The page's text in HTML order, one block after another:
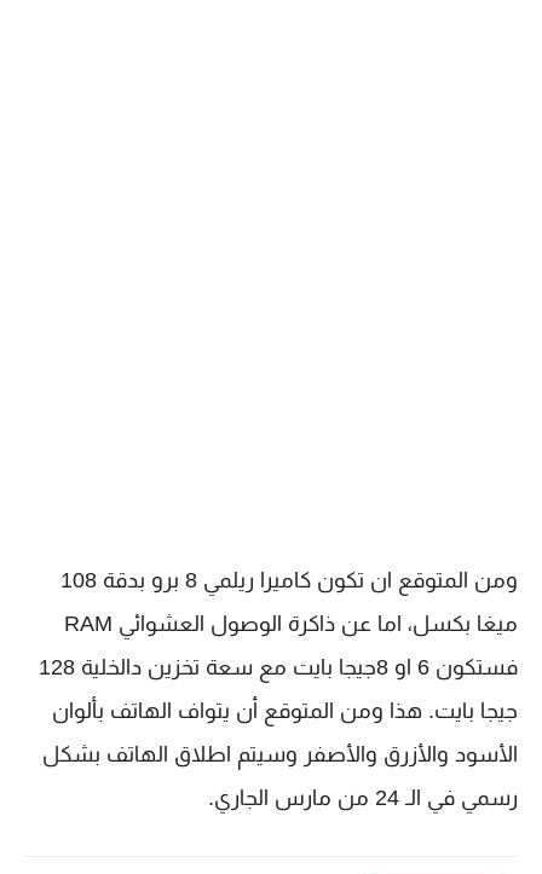
ومن المتوقع ان تكون كاميرا ريلمي 8 برو بدقة 108
ميغا بكسل، اما عن ذاكرة الوصول العشوائي RAM
فستكون 6 او 8جيجا بايت مع سعة تخزين دالخلية 128
جيجا بايت. هذا ومن المتوقع أن يتواف الهاتف بألوان
الأسود والأزرق والأصفر وسيتم اطلاق الهاتف بشكل
رسمي في الـ 24 من مارس الجاري.